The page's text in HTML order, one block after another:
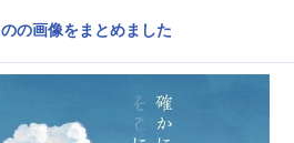
トレンド
声優記事一覧
の画像をまとめました